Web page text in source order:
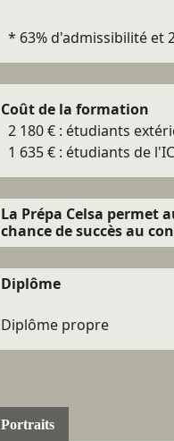
* 63% d'admissibilité et
Coût de la formation
2 180 € : étudiants
1 635 € : étudiants de
La Prépa Celsa permet
chance de succès au
Diplôme
Diplôme propre
Portraits